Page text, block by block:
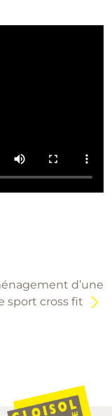
d’une
sport cross fit